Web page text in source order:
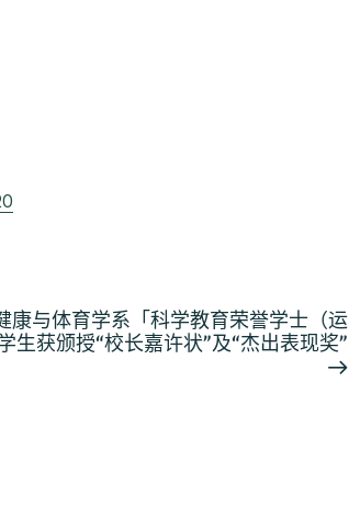
康与体育学系「科学教育荣誉学士（运
生获颁授“校长嘉许状”及“杰出表现奖”